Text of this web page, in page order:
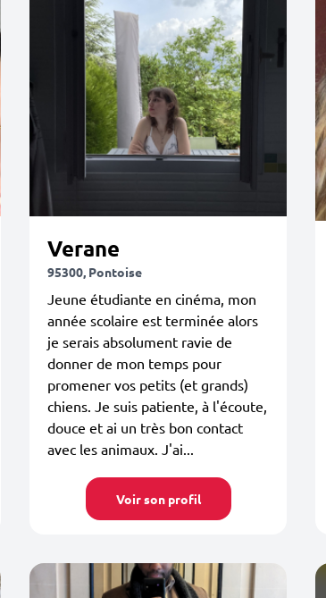
Verane
95300, Pontoise
Jeune étudiante en cinéma, mon
année scolaire est terminée alors
je serais absolument ravie de
donner de mon temps pour
promener vos petits (et grands)
chiens. Je suis patiente, à l'écoute,
douce et ai un très bon contact
avec les animaux. J'ai...
Voir son profil